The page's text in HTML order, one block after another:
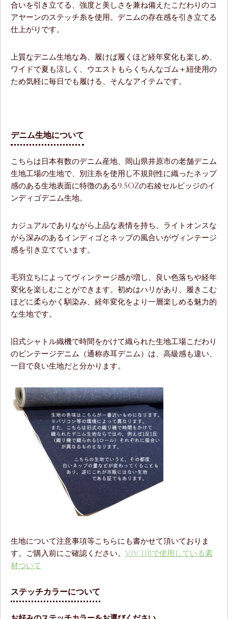
合いを引き立てる、強度と美しさを兼ね備えたこだわりのコ
アヤーンのステッチ糸を使用。デニムの存在感を引き立てる
仕上がりです。
上質なデニム生地な為、履けば履くほど経年変化も楽しめ、
ワイドで夏も涼しく、ウエストもらくちんなゴム＋紐使用の
ため気軽に毎日でも履ける、そんなアイテムです。
デニム生地について
こちらは日本有数のデニム産地、岡山県井原市の老舗デニム
生地工場の生地で、別注糸を使用し不規則性に織ったネップ
感のある生地表面に特徴のある9.5ozの右綾セルビッジのイ
ンディゴデニム生地。
カジュアルでありながら上品な表情を持ち、ライトオンスな
がら深みのあるインディゴとネップの風合いがヴィンテージ
感を引き立てています。
毛羽立ちによってヴィンテージ感が増し、良い色落ちや経年
変化を楽しむことができます。初めはハリがあり、履きこむ
ほどに柔らかく馴染み、経年変化をより一層楽しめる魅力的
な生地です。
旧式シャトル織機で時間をかけて織られた生地工場こだわり
のビンテージデニム（通称赤耳デニム）は、高級感も違い、
一目で良い生地だと分かります。
生地について注意事項等こちらにも書かせて頂いておりま
す。ご購入前にご確認ください。 ViV LiBで使用している素
材ついて
ステッチカラーについて